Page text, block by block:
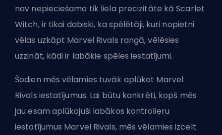
nav nepieciešama tik liela precizitāte kā Scarlet
Witch, ir tikai dabiski, ka spēlētāji, kuri nopietni
vēlas uzkāpt Marvel Rivals rangā, vēlēsies
uzzināt, kādi ir labākie spēles iestatījumi.
Šodien mēs vēlamies tuvāk aplūkot Marvel
Rivals iestatījumus. Lai būtu konkrēti, kopš mēs
jau esam aplūkojuši labākos kontrolieru
iestatījumus Marvel Rivals, mēs vēlamies izcelt